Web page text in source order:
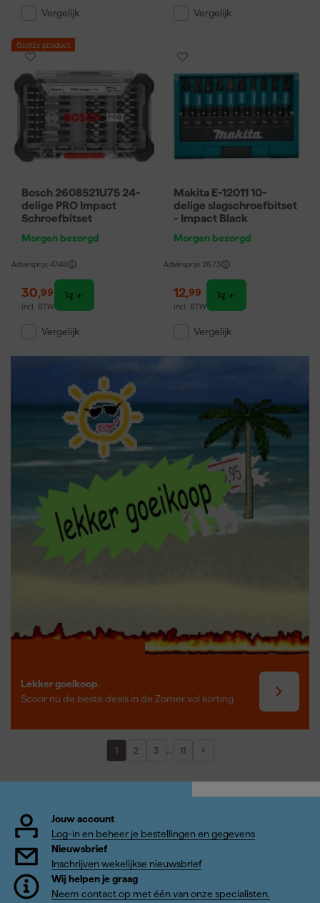
Vergelijk Vergelijk
Gratis product
Bosch 2608521U75 24-
delige PRO Impact
Schroefbitset
Morgen bezorgd
Adviesprijs 47,48
30,99
incl. BTW
Vergelijk
Makita E-12011 10-
delige slagschroefbitset
- Impact Black
Morgen bezorgd
Adviesprijs 28,73
12,99
incl. BTW
Vergelijk
Lekker goeikoop.
Scoor nu de beste deals in de Zomer vol korting
1 2 3 ... 11
Jouw account
Log-in en beheer je bestellingen en gegevens
Nieuwsbrief
Inschrijven wekelijkse nieuwsbrief
Wij helpen je graag
Neem contact op met één van onze specialisten.